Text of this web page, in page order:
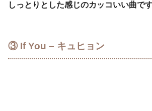
しっとりとした感じのカッコいい曲です
③ If You – キュヒョン